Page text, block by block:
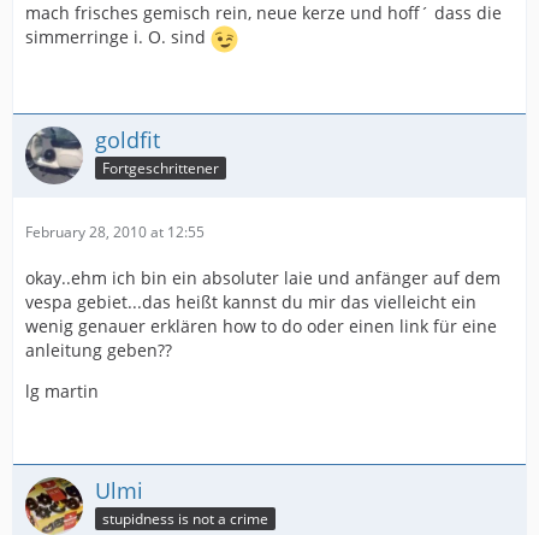
mach frisches gemisch rein, neue kerze und hoff´ dass die
simmerringe i. O. sind
goldfit
Fortgeschrittener
February 28, 2010 at 12:55
okay..ehm ich bin ein absoluter laie und anfänger auf dem
vespa gebiet...das heißt kannst du mir das vielleicht ein
wenig genauer erklären how to do oder einen link für eine
anleitung geben??
lg martin
Ulmi
stupidness is not a crime